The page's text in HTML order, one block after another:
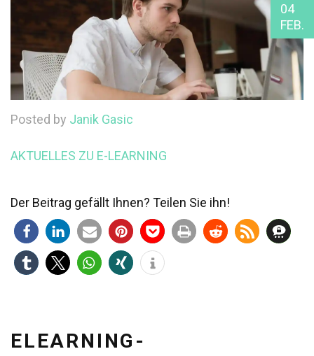
04
FEB.
Posted by Janik Gasic
AKTUELLES ZU E-LEARNING
Der Beitrag gefällt Ihnen? Teilen Sie ihn!
ELEARNING-